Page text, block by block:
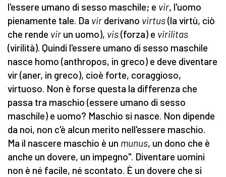
l'essere umano di sesso maschile; e vir, l'uomo
pienamente tale. Da virderivano virtus(la virtù, ciò
che rende virun uomo), vis(forza) e virilitas
(virilità). Quindi l'essere umano di sesso maschile
nasce homo (anthropos, in greco) e deve diventare
vir (aner, in greco), cioè forte, coraggioso,
virtuoso. Non è forse questa la differenza che
passa tra maschio (essere umano di sesso
maschile) e uomo? Maschio si nasce. Non dipende
da noi, non c'è alcun merito nell'essere maschio.
Ma il nascere maschio è un munus, un dono che è
anche un dovere, un impegno". Diventare uomini
non è né facile, né scontato. È un dovere che si